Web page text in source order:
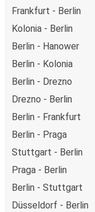
Frankfurt - Berlin
Kolonia - Berlin
Berlin - Hanower
Berlin - Kolonia
Berlin - Drezno
Drezno - Berlin
Berlin - Frankfurt
Berlin - Praga
Stuttgart - Berlin
Praga - Berlin
Berlin - Stuttgart
Düsseldorf - Berlin